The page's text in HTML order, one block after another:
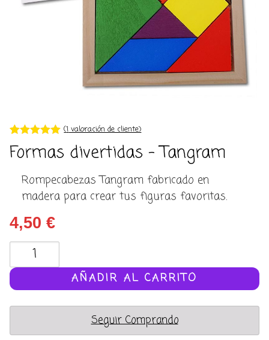
Valorado con
5.00de 5 en
1
un cliente
(1valoración de cliente)
Formas divertidas – Tangram
Rompecabezas Tangram fabricado en
madera para crear tus figuras favoritas.
4,50 €
Formas
divertidas
-
Tangram
cantidad
AÑADIR AL CARRITO
Seguir Comprando